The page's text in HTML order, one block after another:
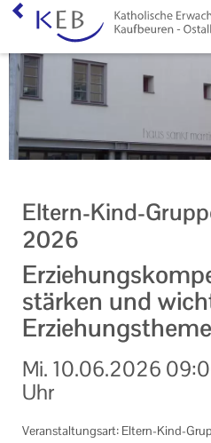
Eltern-Kind-
2026
stärken und
Mi. 10.06.2026
Uhr
Veranstaltungsart: Eltern-Kind-
Home
KEB Kaufbeuren
Willkommen
Mitglieder der KEB Kaufbeuren
Referenten
Veranstaltungen
Online-Veranstaltungen
Eltern-Kind-Gruppen